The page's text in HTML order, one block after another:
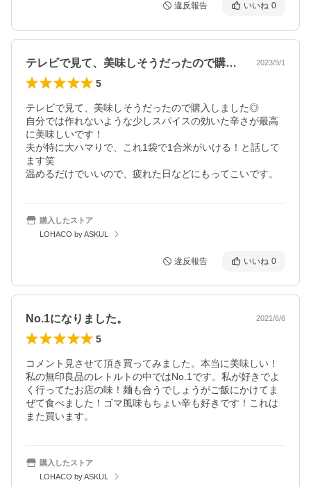
違反報告 いいね 0
テレビで見て、美味しそうだったので購入… 2023/9/1
5
テレビで見て、美味しそうだったので購入しました◎
自分では作れないような少しスパイスの効いた辛さが最高
に美味しいです！
夫が特に大ハマりで、これ1袋で1合米がいける！と話して
ます笑
温めるだけでいいので、疲れた日などにもってこいです。
購入したストア
LOHACO by ASKUL
違反報告 いいね 0
No.1になりました。 2021/6/6
5
コメント見させて頂き買ってみました。本当に美味しい！
私の無印良品のレトルトの中ではNo.1です。私が好きでよ
く行ってたお店の味！麺も合うでしょうがご飯にかけてま
ぜて食べました！ゴマ風味もちょい辛も好きです！これは
また買います。
購入したストア
LOHACO by ASKUL